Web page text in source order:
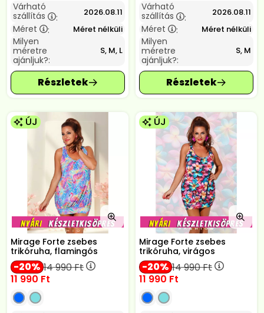
Várható
szállítás
: 2026.08.11
Méret : Méret nélküli
Milyen
méretre
ajánljuk?:
S, M, L
Várható
szállítás
: 2026.08.11
Méret : Méret nélküli
Milyen
méretre
ajánljuk?:
S, M
ÚJ
Mirage Forte zsebes
trikóruha, flamingós
20 14 990Ft
11 990 Ft
ÚJ
Mirage Forte zsebes
trikóruha, virágos
20 14 990Ft
11 990 Ft